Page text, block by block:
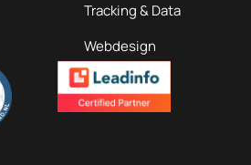
Tracking & Data
Webdesign
Websecurity